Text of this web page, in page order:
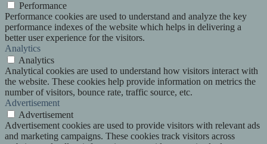
Performance
Performance cookies are used to understand and analyze the key
performance indexes of the website which helps in delivering a
better user experience for the visitors.
Analytics
Analytics
Analytical cookies are used to understand how visitors interact with
the website. These cookies help provide information on metrics the
number of visitors, bounce rate, traffic source, etc.
Advertisement
Advertisement
Advertisement cookies are used to provide visitors with relevant ads
and marketing campaigns. These cookies track visitors across